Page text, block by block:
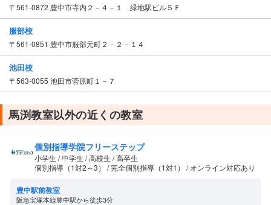
〒561-0872 豊中市寺内２－４－１ 緑地駅ビル５Ｆ
服部校
〒561-0851 豊中市服部元町２－２－１４
池田校
〒563-0055 池田市菅原町１－７
馬渕教室以外の近くの教室
個別指導学院フリーステップ
小学生 / 中学生 / 高校生 / 高卒生
個別指導（1対2～3） / 完全個別指導（1対1） / オンライン対応あり
豊中駅前教室
阪急宝塚本線豊中駅から徒歩3分